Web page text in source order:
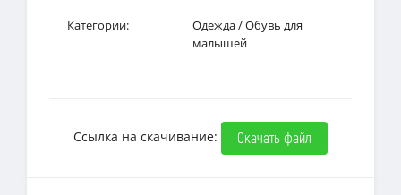
Категории: Одежда/Обувь для
малышей
Ссылка на скачивание: Скачать файл